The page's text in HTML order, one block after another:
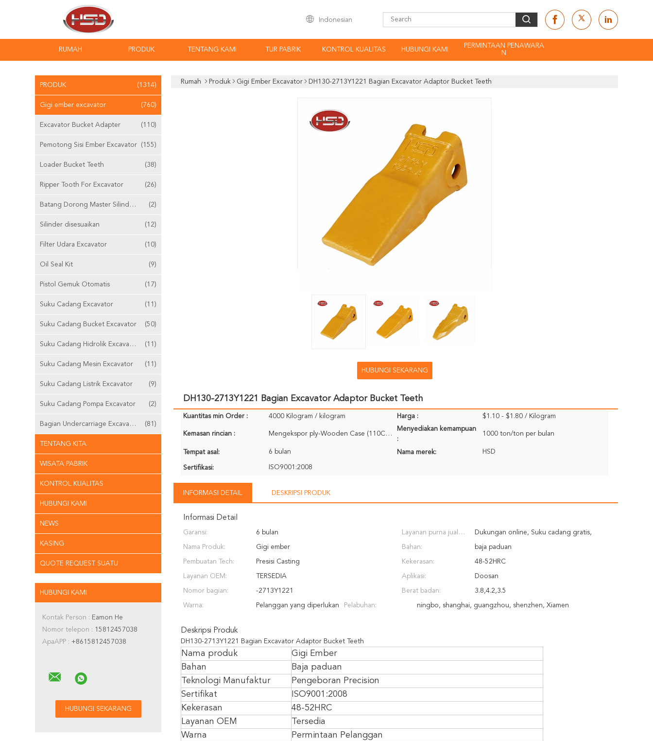
Indonesian
RUMAH PRODUK TENTANG KAMI TUR PABRIK KONTROL KUALITAS HUBUNGI KAMI
PERMINTAAN PENAWARA
N
PRODUK (1314)
Gigi ember excavator (760)
Excavator Bucket Adapter (110)
Pemotong Sisi Ember Excavator (155)
Loader Bucket Teeth (38)
Ripper Tooth For Excavator (26)
Batang Dorong Master Silinder Yang Dapat Disesuaikan (2)
Silinder disesuaikan (12)
Filter Udara Excavator (10)
Oil Seal Kit (9)
Pistol Gemuk Otomatis (17)
Suku Cadang Excavator (11)
Suku Cadang Bucket Excavator (50)
Suku Cadang Hidrolik Excavator (11)
Suku Cadang Mesin Excavator (11)
Suku Cadang Listrik Excavator (9)
Suku Cadang Pompa Excavator (2)
Bagian Undercarriage Excavator (81)
TENTANG KITA
WISATA PABRIK
KONTROL KUALITAS
HUBUNGI KAMI
NEWS
KASING
QUOTE REQUEST SUATU
HUBUNGI KAMI
Kontak Person : Eamon He
Nomor telepon : 15812457038
ApaAPP : +8615812457038
Rumah Produk Gigi Ember Excavator DH130-2713Y1221 Bagian Excavator Adaptor Bucket Teeth
HUBUNGI SEKARANG
DH130-2713Y1221 Bagian Excavator Adaptor Bucket Teeth
Kuantitas min Order : 4000 Kilogram / kilogram Harga : $1.10 - $1.80 / Kilogram
Kemasan rincian : Mengekspor ply-Wooden Case (110CM * 75CM * 71CM); Dikemas untuk referensi Anda
Menyediakan kemampuan
:
1000 ton/ton per bulan
Tempat asal: 6 bulan Nama merek: HSD
Sertifikasi: ISO9001:2008
INFORMASI DETAIL DESKRIPSI PRODUK
Informasi Detail
Garansi: 6 bulan Layanan purna jual
yang disediakan:
Dukungan online, Suku cadang gratis,
Insinyur tersedia untuk melayani mesin di luar
negeri
Nama Produk: Gigi ember Bahan: baja paduan
Pembuatan Tech: Presisi Casting Kekerasan: 48-52HRC
Layanan OEM: TERSEDIA Aplikasi: Doosan
Nomor bagian: -2713Y1221 Berat badan: 3.8,4.2,3.5
Warna: Pelanggan yang diperlukan Pelabuhan: ningbo, shanghai, guangzhou, shenzhen, Xiamen
Deskripsi Produk
DH130-2713Y1221 Bagian Excavator Adaptor Bucket Teeth
Nama produk
Gigi Ember
Bahan
Baja paduan
Teknologi Manufaktur
Pengeboran Precision
Sertifikat
ISO9001:2008
Kekerasan
48-52HRC
Layanan OEM
Tersedia
Warna
Permintaan Pelanggan